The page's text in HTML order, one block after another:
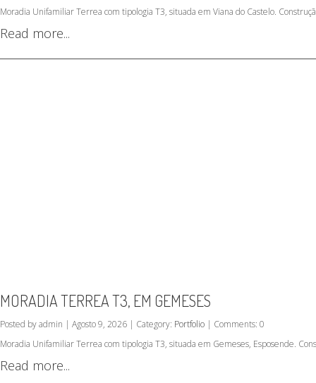
Moradia Unifamiliar Terrea com tipologia T3, situada em Viana do Castelo.
Read more...
MORADIA TERREA T3, EM GEMESES
Posted by admin | Agosto 9, 2026 | Category: Portfolio | Comments: 0
Moradia Unifamiliar Terrea com tipologia T3, situada em Gemeses, Esposende.
Read more...